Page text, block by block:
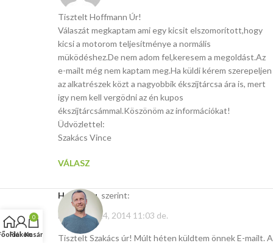
Tisztelt Hoffmann Úr!
Válaszát megkaptam ami egy kicsit elszomorított,hogy
kicsi a motorom teljesítménye a normális
müködéshez.De nem adom fel,keresem a megoldást.Az
e-mailt még nem kaptam meg.Ha küldi kérem szerepeljen
az alkatrészek közt a nagyobbik ékszijtárcsa ára is, mert
igy nem kell vergödni az én kupos
ékszíjtárcsámmal.Köszönöm az információkat!
Üdvözlettel:
Szakács Vince
VÁLASZ
Hasito.hu szerint:
november 24, 2014 11:03 de.
Tisztelt Szakács úr! Múlt héten küldtem önnek E-mailt. A
Fiókom
0
Kosár